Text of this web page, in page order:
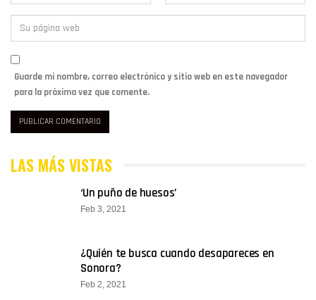
Guarde mi nombre, correo electrónico y sitio web en este navegador
para la próxima vez que comente.
LAS MÁS VISTAS
‘Un puño de huesos’
Feb 3, 2021
¿Quién te busca cuando desapareces en
Sonora?
Feb 2, 2021